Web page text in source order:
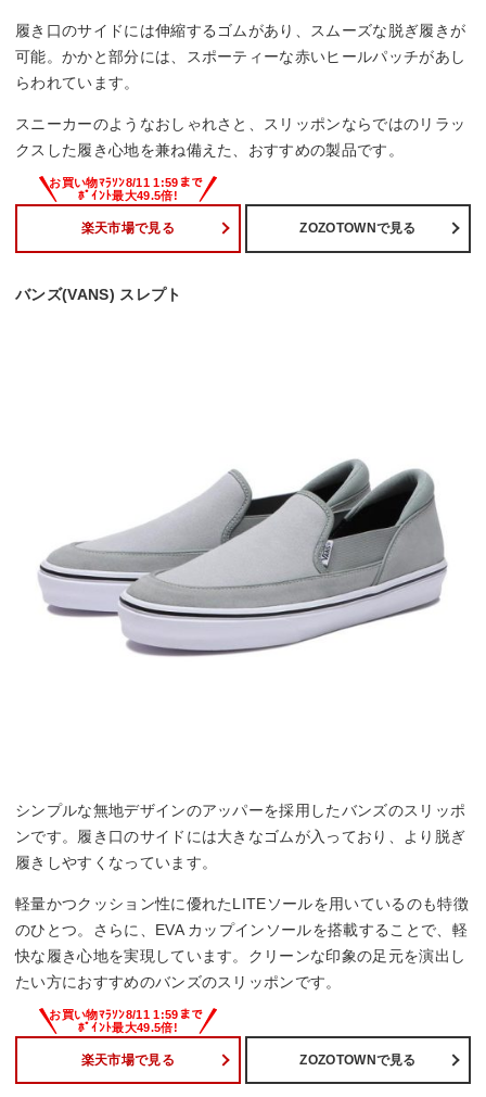
履き口のサイドには伸縮するゴムがあり、スムーズな脱ぎ履きが
可能。かかと部分には、スポーティーな赤いヒールパッチがあし
らわれています。
スニーカーのようなおしゃれさと、スリッポンならではのリラッ
クスした履き心地を兼ね備えた、おすすめの製品です。
楽天市場で見る ZOZOTOWNで見る
バンズ(VANS) スレプト
シンプルな無地デザインのアッパーを採用したバンズのスリッポ
ンです。履き口のサイドには大きなゴムが入っており、より脱ぎ
履きしやすくなっています。
軽量かつクッション性に優れたLITEソールを用いているのも特徴
のひとつ。さらに、EVA カップインソールを搭載することで、軽
快な履き心地を実現しています。クリーンな印象の足元を演出し
たい方におすすめのバンズのスリッポンです。
楽天市場で見る ZOZOTOWNで見る